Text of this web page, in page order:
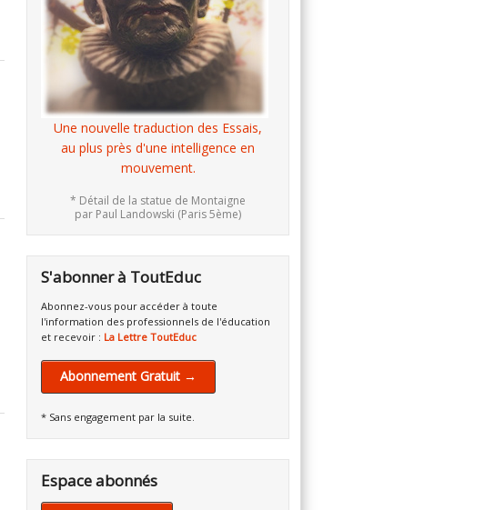
Une nouvelle traduction des Essais,
au plus près d'une intelligence en
mouvement.
* Détail de la statue de Montaigne
par Paul Landowski (Paris 5ème)
S'abonner à ToutEduc
Abonnez-vous pour accéder à toute
l'information des professionnels de l'éducation
et recevoir : La Lettre ToutEduc
Abonnement Gratuit →
* Sans engagement par la suite.
Espace abonnés